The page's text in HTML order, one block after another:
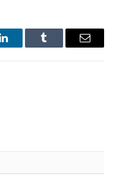
LinkedInTumblr Email